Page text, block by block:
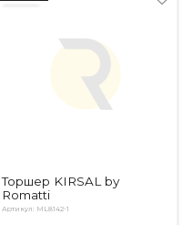
Торшер KIRSAL by
Romatti
Артикул: ML8142-1